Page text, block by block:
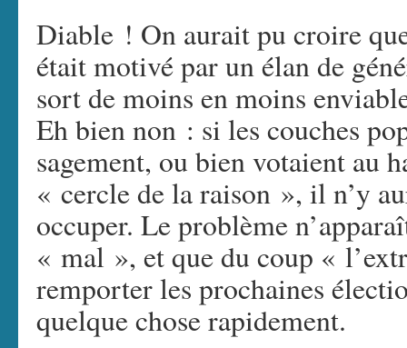
Diable ! On aurait pu croire
était motivé par un élan de
sort de moins en moins
Eh bien non : si les couches
sagement, ou bien votaient au
« cercle de la raison », il n’y
occuper. Le problème
« mal », et que du coup «
remporter les prochaines
quelque chose rapidement.